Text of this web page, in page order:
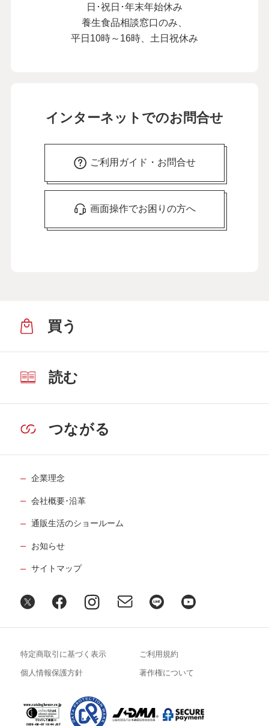
日･祝日･年末年始休み
養生食品相談窓口のみ、
平日10時～16時、土日祝休み
インターネットでのお問合せ
ご利用ガイド・お問合せ
画面操作でお困りの方へ
買う
読む
つながる
企業理念
会社概要･沿革
通販生活のショールーム
お知らせ
サイトマップ
特定商取引に基づく表示 ご利用規約
個人情報保護方針 著作権について